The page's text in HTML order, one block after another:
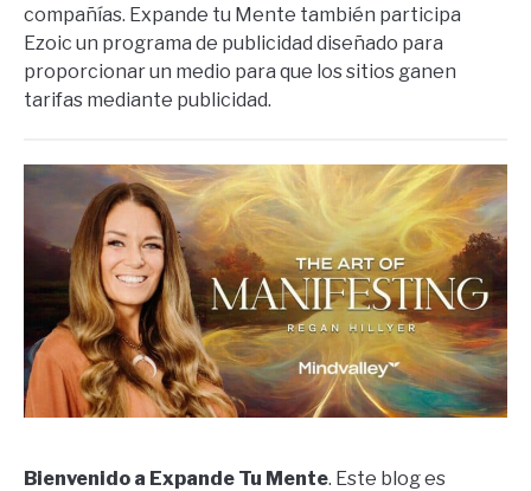
compañías. Expande tu Mente también participa
Ezoic un programa de publicidad diseñado para
proporcionar un medio para que los sitios ganen
tarifas mediante publicidad.
Bienvenido a Expande Tu Mente. Este blog es